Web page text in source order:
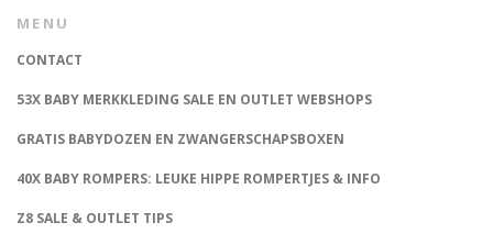
MENU
CONTACT
53X BABY MERKKLEDING SALE EN OUTLET WEBSHOPS
GRATIS BABYDOZEN EN ZWANGERSCHAPSBOXEN
40X BABY ROMPERS: LEUKE HIPPE ROMPERTJES & INFO
Z8 SALE & OUTLET TIPS